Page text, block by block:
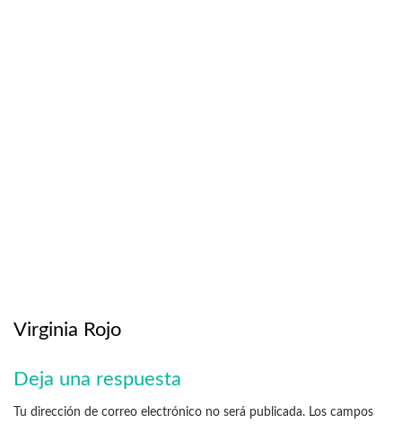
Virginia Rojo
Deja una respuesta
Tu dirección de correo electrónico no será publicada. Los campos